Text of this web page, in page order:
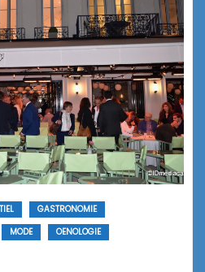
GASTRONOMIE
MODE
OENOLOGIE